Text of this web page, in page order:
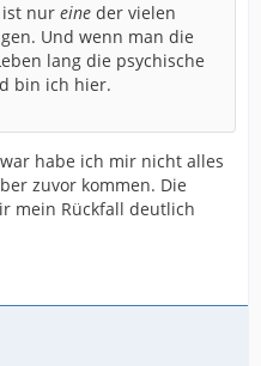
ist nur eine der vielen
Und wenn man die
lang die psychische
bin ich hier.
habe ich mir nicht alles
zuvor kommen. Die
mein Rückfall deutlich